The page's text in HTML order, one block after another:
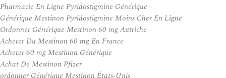
Pharmacie En Ligne Pyridostigmine Générique
Générique Mestinon Pyridostigmine Moins Cher En Ligne
Ordonner Générique Mestinon 60 mg Autriche
Acheter Du Mestinon 60 mg En France
Acheter 60 mg Mestinon Générique
Achat De Mestinon Pfizer